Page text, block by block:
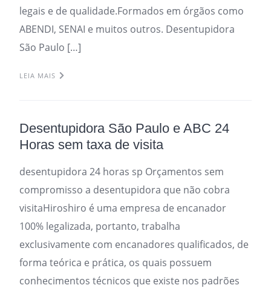
legais e de qualidade.Formados em órgãos como
ABENDI, SENAI e muitos outros. Desentupidora
São Paulo […]
LEIA MAIS
Desentupidora São Paulo e ABC 24
Horas sem taxa de visita
desentupidora 24 horas sp Orçamentos sem
compromisso a desentupidora que não cobra
visitaHiroshiro é uma empresa de encanador
100% legalizada, portanto, trabalha
exclusivamente com encanadores qualificados, de
forma teórica e prática, os quais possuem
conhecimentos técnicos que existe nos padrões